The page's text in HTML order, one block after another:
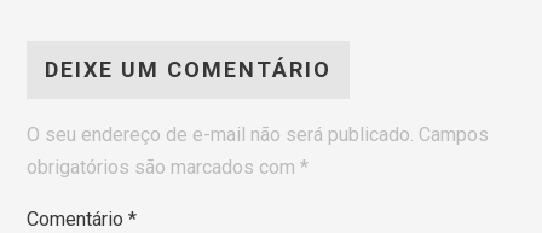
DEIXE UM COMENTÁRIO
O seu endereço de e-mail não será publicado. Campos
obrigatórios são marcados com*
Comentário*